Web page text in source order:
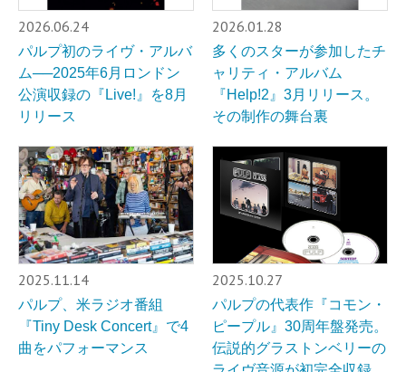
2026.06.24
パルプ初のライヴ・アルバ
ム──2025年6月ロンドン
公演収録の『Live!』を8月
リリース
2026.01.28
多くのスターが参加したチ
ャリティ・アルバム
『Help!2』3月リリース。
その制作の舞台裏
2025.11.14
パルプ、米ラジオ番組
『Tiny Desk Concert』で4
曲をパフォーマンス
2025.10.27
パルプの代表作『コモン・
ピープル』30周年盤発売。
伝説的グラストンベリーの